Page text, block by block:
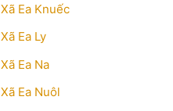
Xã Ea Knuếc
Xã Ea Ly
Xã Ea Na
Xã Ea Nuôl